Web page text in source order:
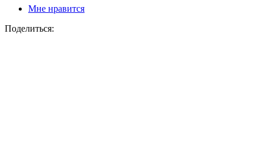
Мне нравится
Поделиться: